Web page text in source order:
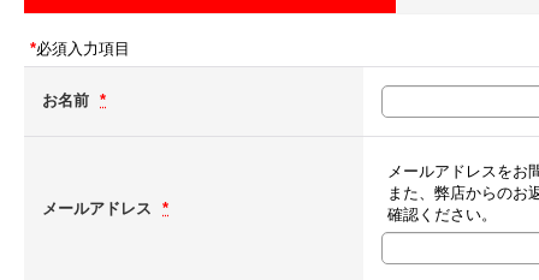
*必須入力項目
お名前 *
メールアドレス *
メールアドレスをお
また、弊店からのお
確認ください。